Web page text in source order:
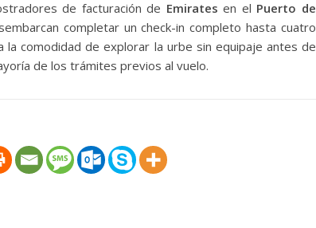
de facturación de Emirates en el Puerto de
completar un check-in completo hasta cuatro
comodidad de explorar la urbe sin equipaje antes de
de los trámites previos al vuelo.